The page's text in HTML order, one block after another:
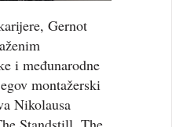
Gernot
i međunarodne
montažerski
Nikolausa